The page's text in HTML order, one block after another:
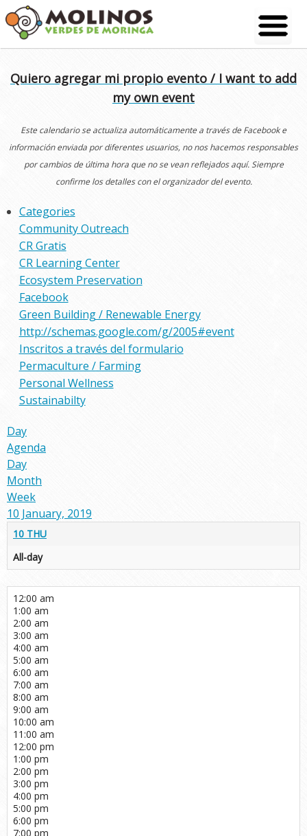
Skip
to
content
Quiero agregar mi propio evento / I want to add
my own event
Este calendario se actualiza automáticamente a través de Facebook e
información enviada por diferentes usuarios, no nos hacemos responsables
por cambios de última hora que no se vean reflejados aquí. Siempre
confirme los detalles con el organizador del evento.
Categories
Community Outreach
CR Gratis
CR Learning Center
Ecosystem Preservation
Facebook
Green Building / Renewable Energy
http://schemas.google.com/g/2005#event
Inscritos a través del formulario
Permaculture / Farming
Personal Wellness
Sustainabilty
Day
Agenda
Day
Month
Week
10 January, 2019
10 THU
All-day
12:00 am
1:00 am
2:00 am
3:00 am
4:00 am
5:00 am
6:00 am
7:00 am
8:00 am
9:00 am
10:00 am
11:00 am
12:00 pm
1:00 pm
2:00 pm
3:00 pm
4:00 pm
5:00 pm
6:00 pm
7:00 pm